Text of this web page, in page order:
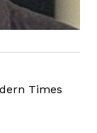
Times